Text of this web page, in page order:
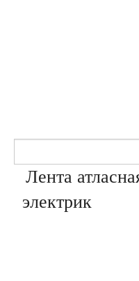
Лента
электрик